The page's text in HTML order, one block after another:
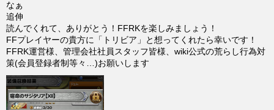
なぁ
追伸
読んでくれて、ありがとう！FFRKを楽しみましょう！
FFプレイヤーの貴方に「トリビア」と想ってくれたら幸いです！
FFRK運営様、管理会社社員スタッフ皆様、wiki公式の荒らし行為対
策(会員登録者制等々…)お願いします